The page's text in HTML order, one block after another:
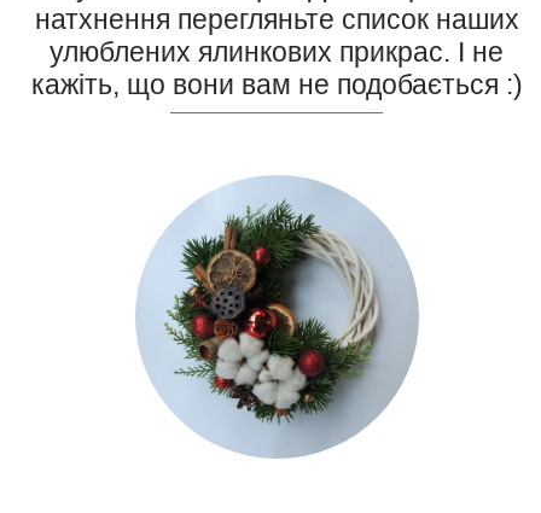
натхнення перегляньте список наших
улюблених ялинкових прикрас. І не
кажіть, що вони вам не подобається :)